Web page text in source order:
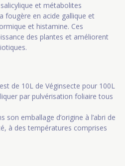
et métabolites
fougère en acide gallique et
et histamine. Ces
des plantes et améliorent
de 10L de Véginsecte pour 100L
par pulvérisation foliaire tous
son emballage d’origine à l’abri de
à des températures comprises